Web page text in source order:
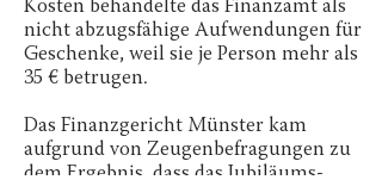
Kosten behandelte das Finanzamt als
nicht abzugsfähige Aufwendungen für
Geschenke, weil sie je Person mehr als
35 € betrugen.
Das Finanzgericht Münster kam
aufgrund von Zeugenbefragungen zu
dem Ergebnis, dass das Jubiläums-